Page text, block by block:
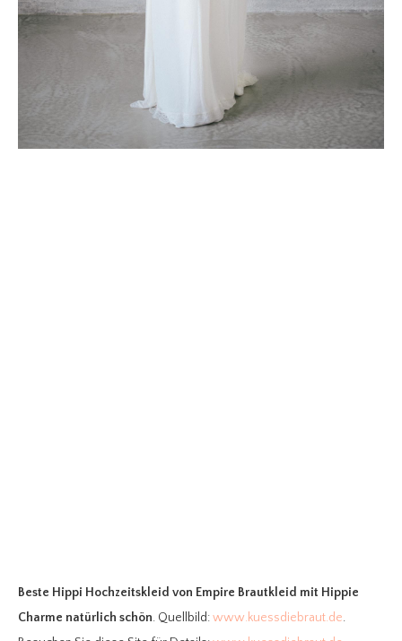
Beste Hippi Hochzeitskleid von Empire Brautkleid mit Hippie
Charme natürlich schön. Quellbild:www.kuessdiebraut.de.